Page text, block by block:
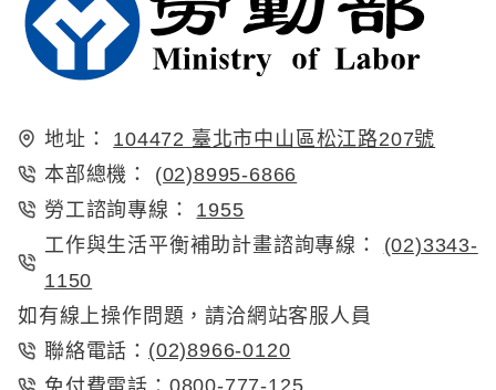
地址：
104472 臺北市中山區松江路207號
本部總機：
(02)8995-6866
勞工諮詢專線：
1955
工作與生活平衡補助計畫諮詢專線：
(02)3343-
1150
如有線上操作問題，請洽網站客服人員
聯絡電話： (02)8966-0120